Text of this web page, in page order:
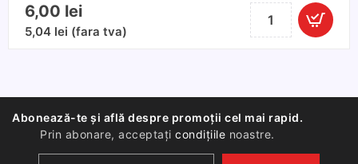
6,00 lei
5,04 lei (fara tva)
Cantitate
Baterii
buc
Abonează-te și află despre promoții cel mai rapid.
Prin abonare, acceptațicondițiile noastre.